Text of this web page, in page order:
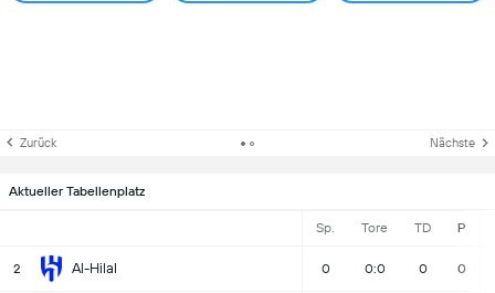
Zurück Nächste
Aktueller Tabellenplatz
Sp. Tore TD P
2 Al-Hilal 0 0:0 0 0